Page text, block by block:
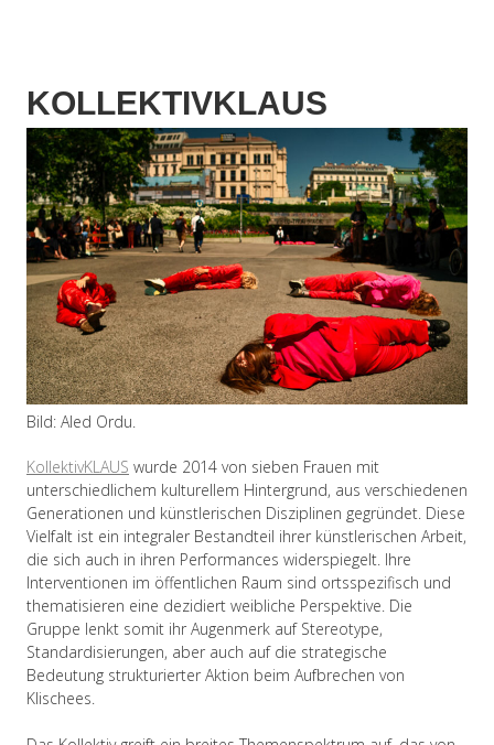
KOLLEKTIVKLAUS
Bild: Aled Ordu.
KollektivKLAUS wurde 2014 von sieben Frauen mit
unterschiedlichem kulturellem Hintergrund, aus verschiedenen
Generationen und künstlerischen Disziplinen gegründet. Diese
Vielfalt ist ein integraler Bestandteil ihrer künstlerischen Arbeit,
die sich auch in ihren Performances widerspiegelt. Ihre
Interventionen im öffentlichen Raum sind ortsspezifisch und
thematisieren eine dezidiert weibliche Perspektive. Die
Gruppe lenkt somit ihr Augenmerk auf Stereotype,
Standardisierungen, aber auch auf die strategische
Bedeutung strukturierter Aktion beim Aufbrechen von
Klischees.